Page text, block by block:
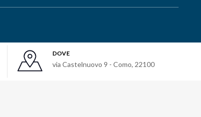
DOVE
via Castelnuovo 9 - Como, 22100